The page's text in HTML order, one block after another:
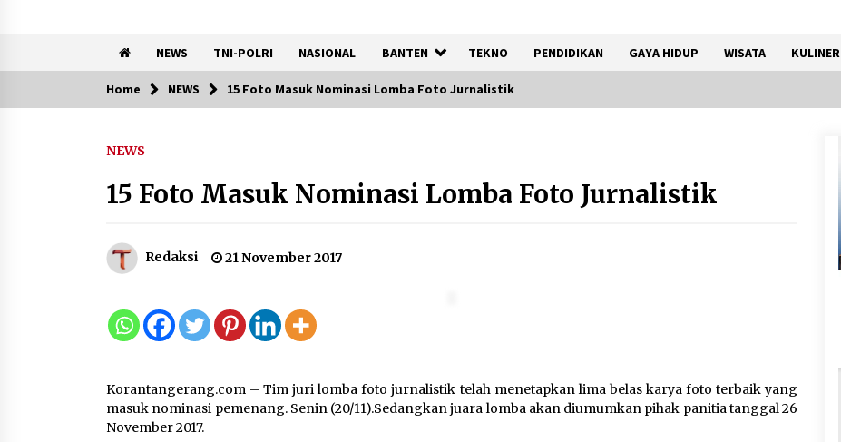
NEWS TNI-POLRI NASIONAL BANTEN TEKNO PENDIDIKAN GAYA HIDUP WISATA KULINER
Trending Now
200 Pohon Cabai Dukung
Transisi Panjang Pengelolaan
, Perumdam TKR Didesak
Kelompok 83 Laksanakan
Pendampingan Pembuatan
UMKM di Desa Cempaka
6 Agustus 2026
Home NEWS 15 Foto Masuk Nominasi Lomba Foto Jurnalistik
NEWS
15 Foto Masuk Nominasi Lomba Foto Jurnalistik
Redaksi 21 November 2017
Korantangerang.com – Tim juri lomba foto jurnalistik telah menetapkan lima belas karya foto terbaik yang
masuk nominasi pemenang. Senin (20/11).Sedangkan juara lomba akan diumumkan pihak panitia tanggal 26
November 2017.